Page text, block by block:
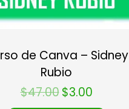
de Canva – Sidney
Rubio
$47.00 $3.00